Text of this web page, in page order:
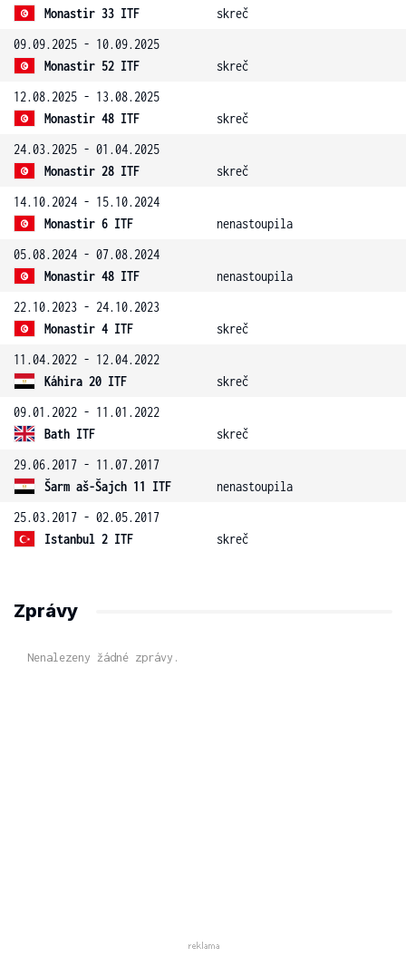
Monastir 33 ITF
skreč
09.09.2025 - 10.09.2025
Monastir 52 ITF
skreč
12.08.2025 - 13.08.2025
Monastir 48 ITF
skreč
24.03.2025 - 01.04.2025
Monastir 28 ITF
skreč
14.10.2024 - 15.10.2024
Monastir 6 ITF
nenastoupila
05.08.2024 - 07.08.2024
Monastir 48 ITF
nenastoupila
22.10.2023 - 24.10.2023
Monastir 4 ITF
skreč
11.04.2022 - 12.04.2022
Káhira 20 ITF
skreč
09.01.2022 - 11.01.2022
Bath ITF
skreč
29.06.2017 - 11.07.2017
Šarm aš-Šajch 11 ITF
nenastoupila
25.03.2017 - 02.05.2017
Istanbul 2 ITF
skreč
Zprávy
Nenalezeny žádné zprávy.